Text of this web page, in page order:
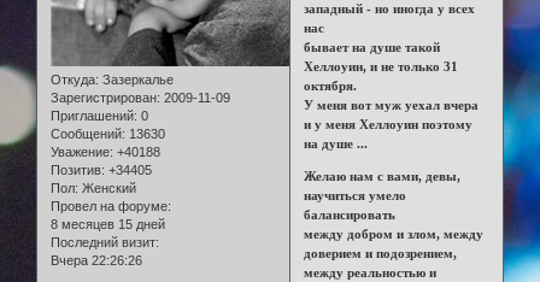
Откуда: Зазеркалье
Зарегистрирован: 2009-11-09
Приглашений: 0
Сообщений: 13630
Уважение: +40188
Позитив: +34405
Пол: Женский
Провел на форуме:
8 месяцев 15 дней
Последний визит:
Вчера 22:26:26
западный - но иногда у всех
нас
бывает на душе такой
Хеллоуин, и не только 31
октября.
У меня вот муж уехал вчера
и у меня Хеллоуин поэтому
на душе ...
Желаю нам с вами, девы,
научиться умело
балансировать
между добром и злом, между
доверием и подозрением,
между реальностью и